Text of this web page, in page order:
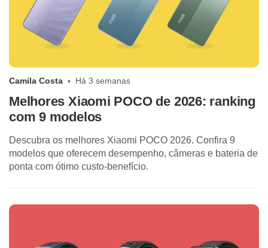
Camila Costa Há 3 semanas
Melhores Xiaomi POCO de 2026: ranking
com 9 modelos
Descubra os melhores Xiaomi POCO 2026. Confira 9
modelos que oferecem desempenho, câmeras e bateria de
ponta com ótimo custo-benefício.